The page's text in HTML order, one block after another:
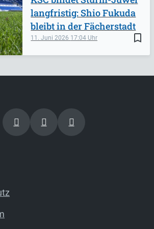
bookmark_border
11. Juni 2026 17:04
langfristig: Shio Fukuda
bleibt in der Fächerstadt